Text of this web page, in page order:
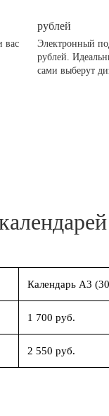
вас
рублей
Электронный
рублей.
сами выберут
Календарь А3
1 700 руб.
2 550 руб.